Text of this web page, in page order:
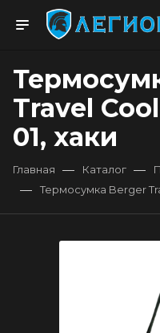
Travel
01, хаки
Главная — Каталог —
— Термосумка Berger